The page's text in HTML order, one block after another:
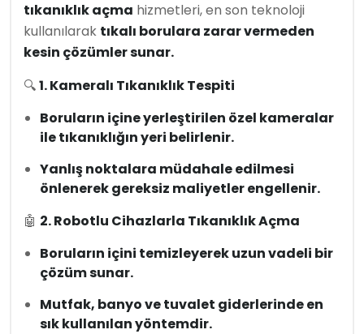
tıkanıklık açma hizmetleri, en son teknoloji
kullanılarak tıkalı borulara zarar vermeden
kesin çözümler sunar.
🔍1. Kameralı Tıkanıklık Tespiti
Boruların içine yerleştirilen özel kameralar
ile tıkanıklığın yeri belirlenir.
Yanlış noktalara müdahale edilmesi
önlenerek gereksiz maliyetler engellenir.
🤖 2. Robotlu Cihazlarla Tıkanıklık Açma
Boruların içini temizleyerek uzun vadeli bir
çözüm sunar.
Mutfak, banyo ve tuvalet giderlerinde en
sık kullanılan yöntemdir.